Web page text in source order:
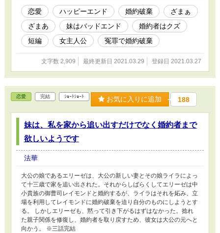
恋愛 ハッピーエンド 婚約破棄
ざまぁ
ざまあ
妹はバッドエンド
婚約者はクズ
短編
女主人公 冤罪で婚約破棄
文字数 2,909 最終更新日 2021.03.29 登録日 2021.03.27
恋愛 完結 ｼｮｰﾄｼｮｰﾄ お気に入りに追加 188
妹は、私を家から追い出すだけでなく婚約者まで
欲しいようです
法華
大公の娘であるエリーゼは、大公の新しい妻とその娘ライラによっ
て十三歳で家を追い出された。それからしばらくしてエリーゼは中
小貴族の御曹司レイモンドと婚約するが、ライラはそれを妬み、立
場を利用してレイモンドに婚約破棄を迫り自分のものにしようとす
る。 しかしエリーゼも、黙って引き下がるはずはなかった。捻れ
た親子関係を修復し、婚約者を取り戻すため、彼女は大公の元へと
向かう。 ※三話完結